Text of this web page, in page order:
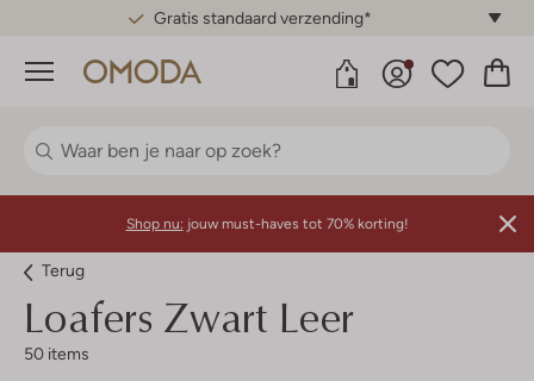
Gratis standaard verzending*
Menu
Shop nu: jouw must-haves tot 70% korting!
Terug
Loafers Zwart Leer
50 items